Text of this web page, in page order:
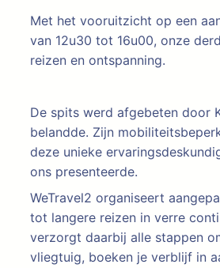
Met het vooruitzicht op een
van 12u30 tot 16u00, onze
reizen en ontspanning.
De spits werd afgebeten door
belandde. Zijn
deze unieke
ons presenteerde.
WeTravel2 organiseert
tot langere reizen in verre
verzorgt daarbij alle stappen
vliegtuig, boeken je verblijf in